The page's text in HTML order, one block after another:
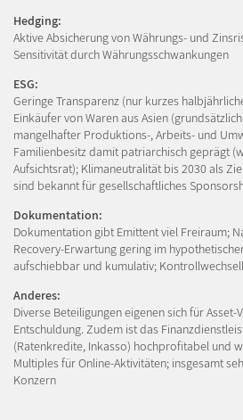
Hedging:
Aktive Absicherung von Währungs- und
Sensitivität durch Währungsschwankungen
ESG:
Geringe Transparenz (nur kurzes
Einkäufer von Waren aus Asien
mangelhafter Produktions-, Arbeits- und
Familienbesitz damit patriarchisch geprägt
Aufsichtsrat); Klimaneutralität bis 2030 als
sind bekannt für gesellschaftliches
Dokumentation:
Dokumentation gibt Emittent viel Freiraum;
Recovery-Erwartung gering im
aufschiebbar und kumulativ;
Anderes:
Diverse Beteiligungen eigenen sich für
Entschuldung. Zudem ist das
(Ratenkredite, Inkasso) hochprofitabel und
Multiples für Online-Aktivitäten; insgesamt
Konzern